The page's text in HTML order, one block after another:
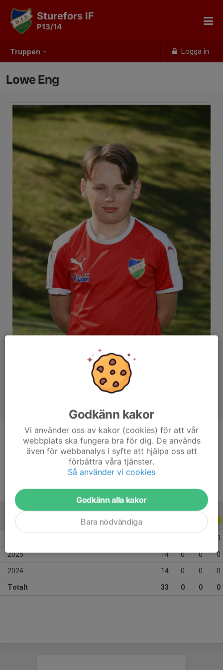
Truppen Logga in
Sturefors IF
P13/14
Lowe Eng
Position
-
11 år
ALLA ÅR
0
2025 14 0 0 0
2024 14 0 0 0
Totalt 33 0 0 0
Godkänn kakor
Vi använder oss av kakor (cookies) för att vår
webbplats ska fungera bra för dig. De används
även för webbanalys i syfte att hjälpa oss att
förbättra våra tjänster.
Så använder vi cookies
Godkänn alla kakor
Bara nödvändiga